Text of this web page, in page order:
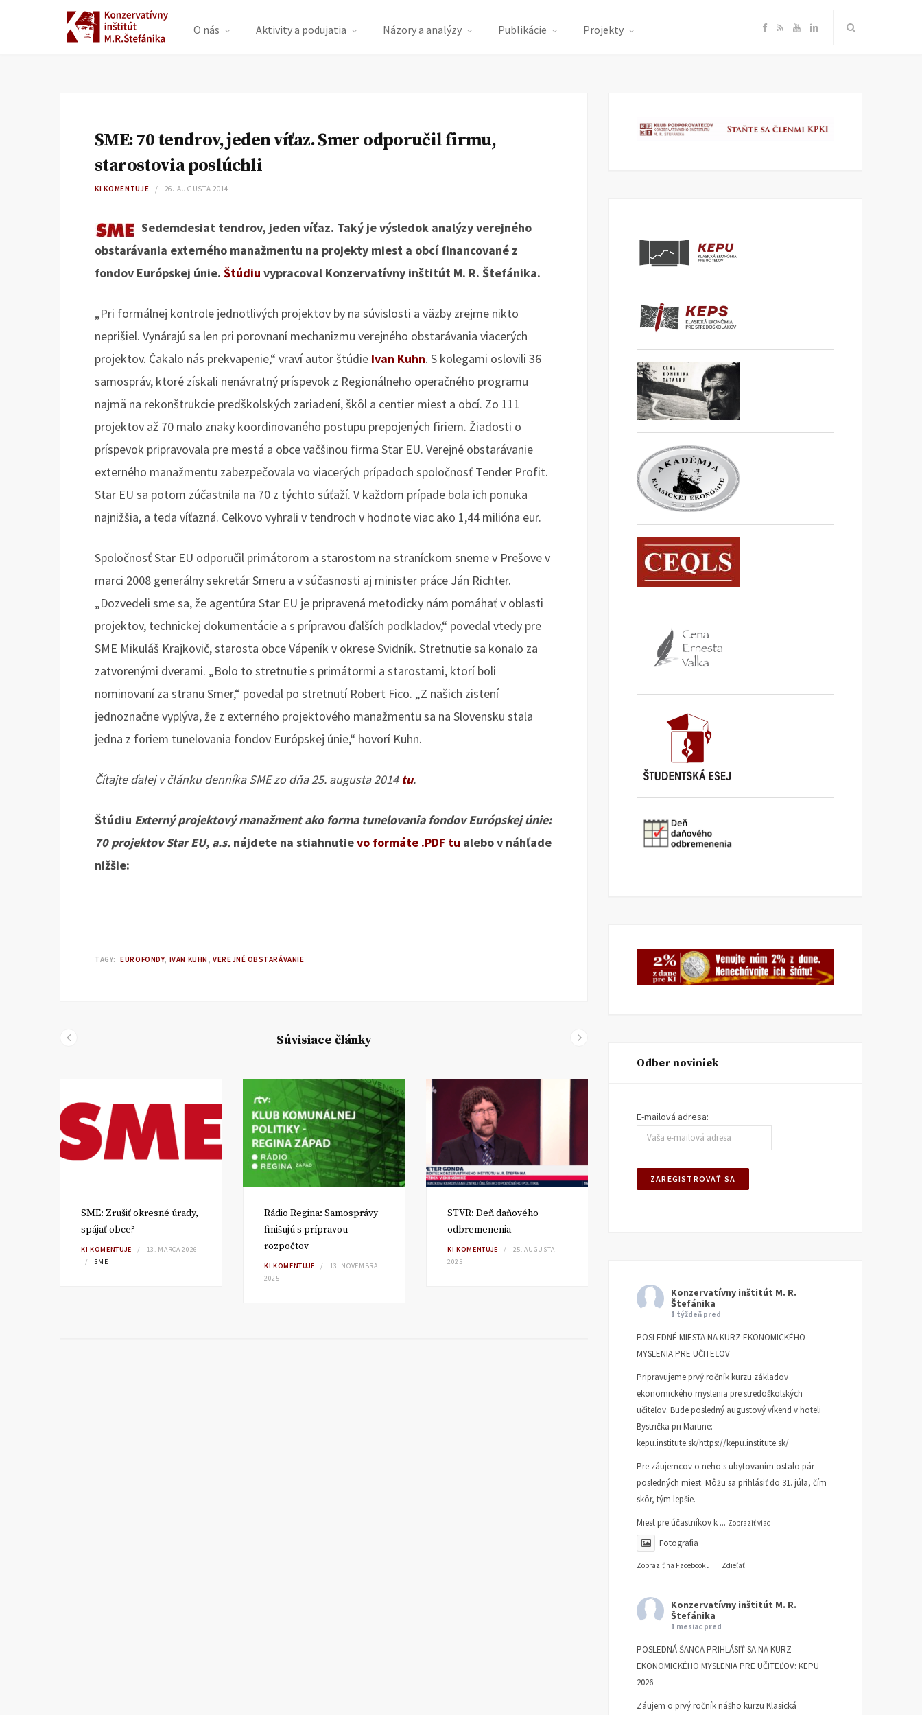
O nás Aktivity a podujatia Názory a analýzy Publikácie Projekty F
e
R Y
T
L
k
SME: 70 tendrov, jeden víťaz. Smer odporučil firmu,
starostovia poslúchli
KI KOMENTUJE 26. AUGUSTA 2014
Sedemdesiat tendrov, jeden víťaz. Taký je výsledok analýzy verejného
obstarávania externého manažmentu na projekty miest a obcí financované z
fondov Európskej únie. Štúdiu vypracoval Konzervatívny inštitút M. R. Štefánika.
„Pri formálnej kontrole jednotlivých projektov by na súvislosti a väzby zrejme nikto
neprišiel. Vynárajú sa len pri porovnaní mechanizmu verejného obstarávania viacerých
projektov. Čakalo nás prekvapenie,“ vraví autor štúdie Ivan Kuhn. S kolegami oslovili 36
samospráv, ktoré získali nenávratný príspevok z Regionálneho operačného programu
najmä na rekonštrukcie predškolských zariadení, škôl a centier miest a obcí. Zo 111
projektov až 70 malo znaky koordinovaného postupu prepojených firiem. Žiadosti o
príspevok pripravovala pre mestá a obce väčšinou firma Star EU. Verejné obstarávanie
externého manažmentu zabezpečovala vo viacerých prípadoch spoločnosť Tender Profit.
Star EU sa potom zúčastnila na 70 z týchto súťaží. V každom prípade bola ich ponuka
najnižšia, a teda víťazná. Celkovo vyhrali v tendroch v hodnote viac ako 1,44 milióna eur.
Spoločnosť Star EU odporučil primátorom a starostom na straníckom sneme v Prešove v
marci 2008 generálny sekretár Smeru a v súčasnosti aj minister práce Ján Richter.
„Dozvedeli sme sa, že agentúra Star EU je pripravená metodicky nám pomáhať v oblasti
projektov, technickej dokumentácie a s prípravou ďalších podkladov,“ povedal vtedy pre
SME Mikuláš Krajkovič, starosta obce Vápeník v okrese Svidník. Stretnutie sa konalo za
zatvorenými dverami. „Bolo to stretnutie s primátormi a starostami, ktorí boli
nominovaní za stranu Smer,“ povedal po stretnutí Robert Fico. „Z našich zistení
jednoznačne vyplýva, že z externého projektového manažmentu sa na Slovensku stala
jedna z foriem tunelovania fondov Európskej únie,“ hovorí Kuhn.
Čítajte ďalej v článku denníka SME zo dňa 25. augusta 2014 tu.
Štúdiu Externý projektový manažment ako forma tunelovania fondov Európskej únie:
70 projektov Star EU, a.s. nájdete na stiahnutievo formáte .PDF tu alebo v náhľade
nižšie:
TAGY: EUROFONDY IVAN KUHN VEREJNÉ OBSTARÁVANIE
Súvisiace články
SME: Zrušiť okresné úrady,
spájať obce?
KI KOMENTUJE
13. MARCA 2026
SME
Rádio Regina: Samosprávy
finišujú s prípravou
rozpočtov
KI KOMENTUJE
13. NOVEMBRA
2025
STVR: Deň daňového
odbremenenia
KI KOMENTUJE
25. AUGUSTA
2025
Odber noviniek
E-mailová adresa:
Konzervatívny inštitút M. R.
Štefánika
1 týždeň pred
POSLEDNÉ MIESTA NA KURZ EKONOMICKÉHO
MYSLENIA PRE UČITEĽOV
Pripravujeme prvý ročník kurzu základov
ekonomického myslenia pre stredoškolských
učiteľov. Bude posledný augustový víkend v hoteli
Bystrička pri Martine:
kepu.institute.sk/https://kepu.institute.sk/
Pre záujemcov o neho s ubytovaním ostalo pár
posledných miest. Môžu sa prihlásiť do 31. júla, čím
skôr, tým lepšie.
Miest pre účastníkov k ... Zobraziť viac
Fotografia
Zobraziť na Facebooku · Zdieľať
Konzervatívny inštitút M. R.
Štefánika
1 mesiac pred
POSLEDNÁ ŠANCA PRIHLÁSIŤ SA NA KURZ
EKONOMICKÉHO MYSLENIA PRE UČITEĽOV: KEPU
2026
Záujem o prvý ročník nášho kurzu Klasická